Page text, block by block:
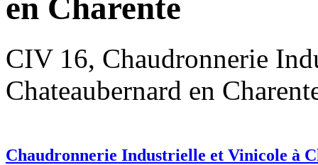
en Charente
CIV 16, Chaudronnerie
Chateaubernard en
Chaudronnerie Industrielle et Vinicole à